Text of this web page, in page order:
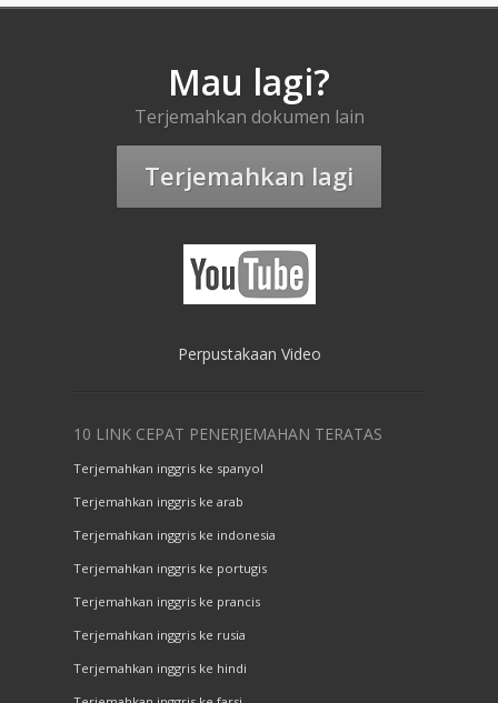
Mau lagi?
Terjemahkan dokumen lain
Terjemahkan lagi
Perpustakaan Video
10 LINK CEPAT PENERJEMAHAN TERATAS
Terjemahkan inggris ke spanyol
Terjemahkan inggris ke arab
Terjemahkan inggris ke indonesia
Terjemahkan inggris ke portugis
Terjemahkan inggris ke prancis
Terjemahkan inggris ke rusia
Terjemahkan inggris ke hindi